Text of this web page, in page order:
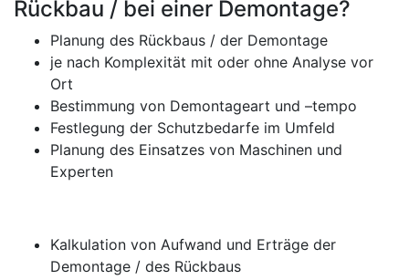
Rückbau / bei einer Demontage?
Planung des Rückbaus / der Demontage
je nach Komplexität mit oder ohne Analyse vor
Ort
Bestimmung von Demontageart und –tempo
Festlegung der Schutzbedarfe im Umfeld
Planung des Einsatzes von Maschinen und
Experten
Kalkulation von Aufwand und Erträge der
Demontage / des Rückbaus